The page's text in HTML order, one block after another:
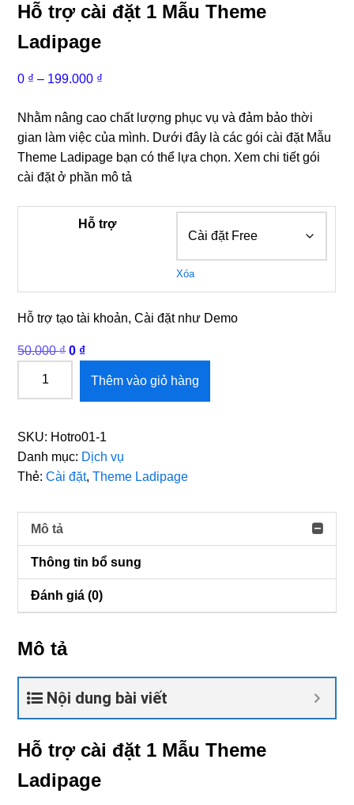
Hỗ trợ cài đặt 1 Mẫu Theme
Ladipage
0 ₫ – 199.000 ₫
từ
0 ₫
đến
199.000 ₫
Nhằm nâng cao chất lượng phục vụ và đảm bảo thời
gian làm việc của mình. Dưới đây là các gói cài đặt Mẫu
Theme Ladipage bạn có thể lựa chọn. Xem chi tiết gói
cài đặt ở phần mô tả
Hỗ trợ
Xóa
Hỗ trợ tạo tài khoản, Cài đặt như Demo
50.000₫ Giá
50.000 ₫.
0 ₫Giá
tại
là:
đặt
1
Mẫu
Ladipage
lượng
Thêm vào giỏ hàng
SKU: Hotro01-1
Danh mục: Dịch vụ
Thẻ:Cài đặt,Theme Ladipage
Mô tả
Thông tin bổ sung
Đánh giá (0)
Mô tả
Nội dung bài viết
Hỗ trợ cài đặt 1 Mẫu Theme
Ladipage